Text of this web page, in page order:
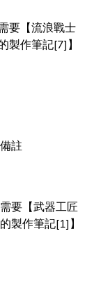
要【流浪戰士
製作筆記[7]】
備註
需要【武器工匠
的製作筆記[1]】